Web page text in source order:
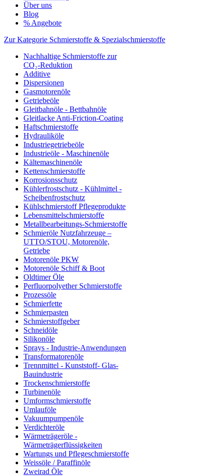
Über uns
Blog
% Angebote
Zur Kategorie Schmierstoffe & Spezialschmierstoffe
Nachhaltige Schmierstoffe zur
CO₂-Reduktion
Additive
Dispersionen
Gasmotorenöle
Getriebeöle
Gleitbahnöle - Bettbahnöle
Gleitlacke Anti-Friction-Coating
Haftschmierstoffe
Hydrauliköle
Industriegetriebeöle
Industrieöle - Maschinenöle
Kältemaschinenöle
Kettenschmierstoffe
Korrosionsschutz
Kühlerfrostschutz - Kühlmittel -
Scheibenfrostschutz
Kühlschmierstoff Pflegeprodukte
Lebensmittelschmierstoffe
Metallbearbeitungs-Schmierstoffe
Schmieröle Nutzfahrzeuge –
UTTO/STOU, Motorenöle,
Getriebe
Motorenöle PKW
Motorenöle Schiff & Boot
Oldtimer Öle
Perfluorpolyether Schmierstoffe
Prozessöle
Schmierfette
Schmierpasten
Schmierstoffgeber
Schneidöle
Silikonöle
Sprays - Industrie-Anwendungen
Transformatorenöle
Trennmittel - Kunststoff- Glas-
Bauindustrie
Trockenschmierstoffe
Turbinenöle
Umformschmierstoffe
Umlauföle
Vakuumpumpenöle
Verdichteröle
Wärmeträgeröle -
Wärmeträgerflüssigkeiten
Wartungs und Pflegeschmierstoffe
Weissöle / Paraffinöle
Zweirad Öle